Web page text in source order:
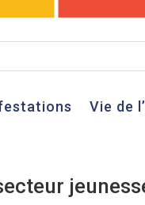
Vie de